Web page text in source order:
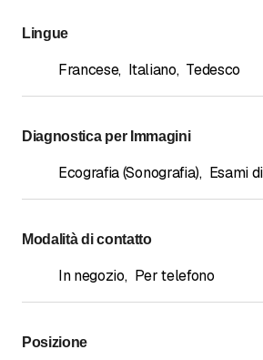
Lingue
Francese, Italiano, Tedesco
Diagnostica per Immagini
Ecografia (Sonografia), Esami
Modalità di contatto
In negozio, Per telefono
Posizione